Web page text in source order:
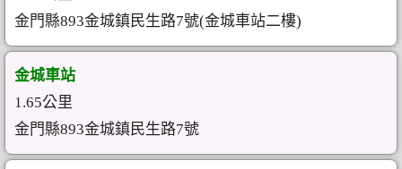
金門縣893金城鎮民生路7號(金城車站二樓)
金城車站
1.65公里
金門縣893金城鎮民生路7號